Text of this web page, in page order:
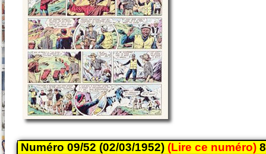
Numéro 09/52 (02/03/1952) (Lire ce numéro)